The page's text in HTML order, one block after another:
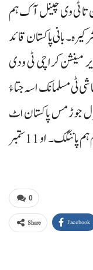
تا ٹی وی چینل آک ہم
بانی پاکستان قائد
ؒ25دسمبر 1876ء اٹ وزیر مینشن کراچی ٹی ودی
ٹی مسلمانک اسہ جتا ءُ
جوڑ مس پاکستان اٹ
سرکاری وڑ اٹ اودے قائد اعظم و بابائے قوم ہم پاننگک۔ او 11ستمبر
0
Share Facebook